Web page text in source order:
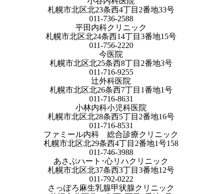
札幌市北区北23条西4丁目2番地33号
011-736-2588
平田内科クリニック
札幌市北区北24条西14丁目3番地15号
011-756-2220
今医院
札幌市北区北25条西8丁目2番地3号
011-716-9255
辻外科医院
札幌市北区北26条西7丁目1番地1号
011-716-8631
小林内科小児科医院
札幌市北区北28条西5丁目2番地16号
011-716-8531
ファミール内科 総合診療クリニック
札幌市北区北29条西4丁目2番地1号158
011-746-3988
あさぶハート･心リハクリニック
札幌市北区北37条西3丁目3番地12号
011-792-0222
さっぽろ麻生乳腺甲状腺クリニック